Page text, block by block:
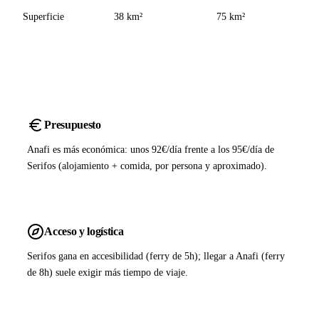
Superficie 38 km² 75 km²
Presupuesto
Anafi es más económica: unos 92€/día frente a los 95€/día de
Serifos (alojamiento + comida, por persona y aproximado).
Acceso y logística
Serifos gana en accesibilidad (ferry de 5h); llegar a Anafi (ferry
de 8h) suele exigir más tiempo de viaje.